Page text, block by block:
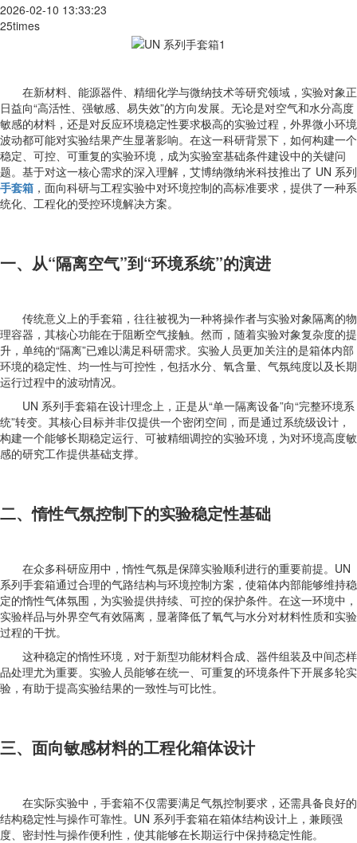
2026-02-10 13:33:23
25times
在新材料、能源器件、精细化学与微纳技术等研究领域，实验对象正
日益向“高活性、强敏感、易失效”的方向发展。无论是对空气和水分高度
敏感的材料，还是对反应环境稳定性要求极高的实验过程，外界微小环境
波动都可能对实验结果产生显著影响。在这一科研背景下，如何构建一个
稳定、可控、可重复的实验环境，成为实验室基础条件建设中的关键问
题。基于对这一核心需求的深入理解，艾博纳微纳米科技推出了 UN 系列
手套箱 ，面向科研与工程实验中对环境控制的高标准要求，提供了一种系
统化、工程化的受控环境解决方案。
一、从“隔离空气”到“环境系统”的演进
传统意义上的手套箱，往往被视为一种将操作者与实验对象隔离的物
理容器，其核心功能在于阻断空气接触。然而，随着实验对象复杂度的提
升，单纯的“隔离”已难以满足科研需求。实验人员更加关注的是箱体内部
环境的稳定性、均一性与可控性，包括水分、氧含量、气氛纯度以及长期
运行过程中的波动情况。
UN 系列手套箱在设计理念上，正是从“单一隔离设备”向“完整环境系
统”转变。其核心目标并非仅提供一个密闭空间，而是通过系统级设计，
构建一个能够长期稳定运行、可被精细调控的实验环境，为对环境高度敏
感的研究工作提供基础支撑。
二、惰性气氛控制下的实验稳定性基础
在众多科研应用中，惰性气氛是保障实验顺利进行的重要前提。UN
系列手套箱通过合理的气路结构与环境控制方案，使箱体内部能够维持稳
定的惰性气体氛围，为实验提供持续、可控的保护条件。在这一环境中，
实验样品与外界空气有效隔离，显著降低了氧气与水分对材料性质和实验
过程的干扰。
这种稳定的惰性环境，对于新型功能材料合成、器件组装及中间态样
品处理尤为重要。实验人员能够在统一、可重复的环境条件下开展多轮实
验，有助于提高实验结果的一致性与可比性。
三、面向敏感材料的工程化箱体设计
在实际实验中，手套箱不仅需要满足气氛控制要求，还需具备良好的
结构稳定性与操作可靠性。UN 系列手套箱在箱体结构设计上，兼顾强
度、密封性与操作便利性，使其能够在长期运行中保持稳定性能。